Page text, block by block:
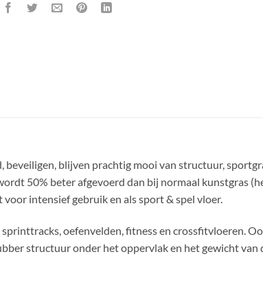
blijven prachtig mooi van structuur,
50% beter afgevoerd dan bij normaal kunstgras
voor intensief gebruik en als sport & spel vloer.
oefenvelden, fitness en crossfitvloeren.
structuur onder het oppervlak en het gewicht van